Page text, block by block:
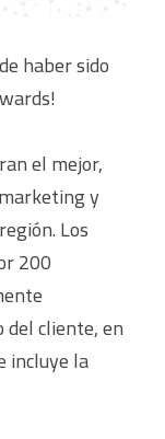
haber sido
el mejor,
y
Los
200
cliente, en
incluye la